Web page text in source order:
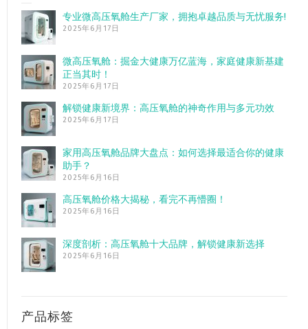
专业微高压氧舱生产厂家，拥抱卓越品质与无忧服务!
2025年6月17日
微高压氧舱：掘金大健康万亿蓝海，家庭健康新基建
正当其时！
2025年6月17日
解锁健康新境界：高压氧舱的神奇作用与多元功效
2025年6月17日
家用高压氧舱品牌大盘点：如何选择最适合你的健康
助手？
2025年6月16日
高压氧舱价格大揭秘，看完不再懵圈！
2025年6月16日
深度剖析：高压氧舱十大品牌，解锁健康新选择
2025年6月16日
产品标签